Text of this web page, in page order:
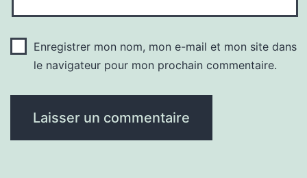
Enregistrer mon nom, mon e-mail et mon site dans
le navigateur pour mon prochain commentaire.